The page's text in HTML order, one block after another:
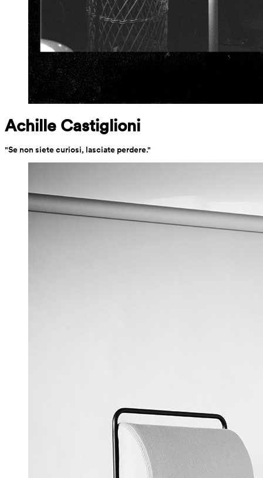
Achille Castiglioni
"Se non siete curiosi, lasciate perdere."